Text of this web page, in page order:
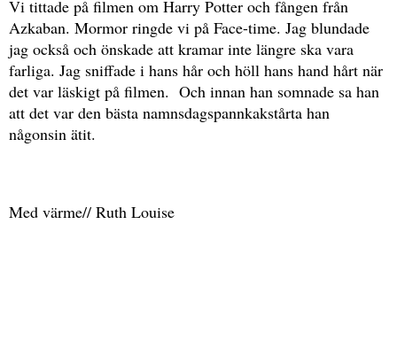
Vi tittade på filmen om Harry Potter och fången från
Azkaban. Mormor ringde vi på Face-time. Jag blundade
jag också och önskade att kramar inte längre ska vara
farliga. Jag sniffade i hans hår och höll hans hand hårt när
det var läskigt på filmen. Och innan han somnade sa han
att det var den bästa namnsdagspannkakstårta han
någonsin ätit.
Med värme// Ruth Louise